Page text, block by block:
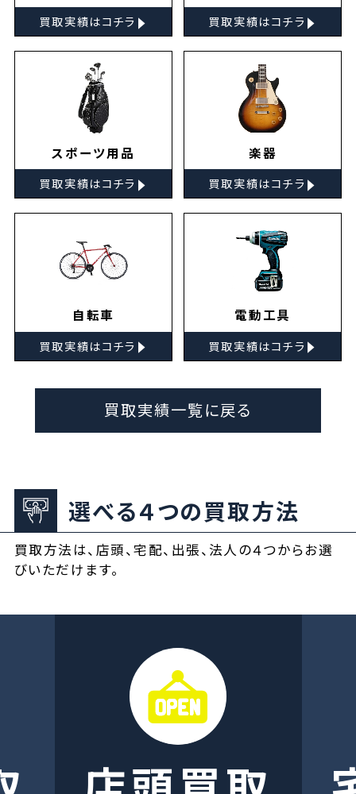
買取実績はコチラ ▸ 買取実績はコチラ ▸
スポーツ用品
買取実績はコチラ ▸
楽器
買取実績はコチラ ▸
自転車
買取実績はコチラ ▸
電動工具
買取実績はコチラ ▸
買取実績一覧に戻る
選べる４つの買取方法
買取方法は、店頭、宅配、出張、法人の４つからお選
びいただけます。